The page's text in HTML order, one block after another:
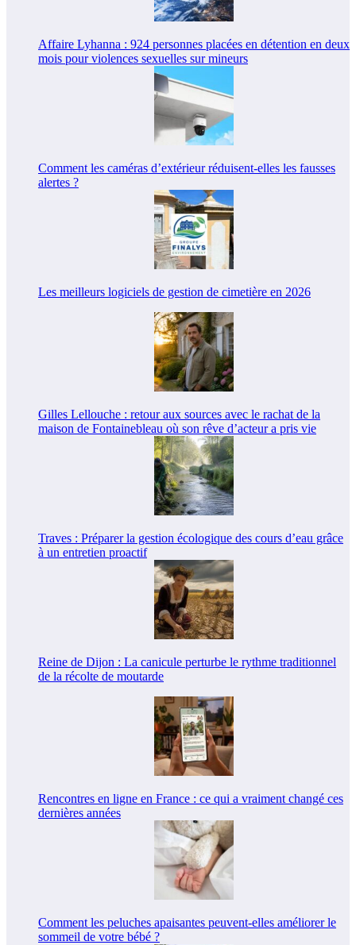
Affaire Lyhanna : 924 personnes placées en détention en deux
mois pour violences sexuelles sur mineurs
Comment les caméras d’extérieur réduisent-elles les fausses
alertes ?
Les meilleurs logiciels de gestion de cimetière en 2026
Gilles Lellouche : retour aux sources avec le rachat de la
maison de Fontainebleau où son rêve d’acteur a pris vie
Traves : Préparer la gestion écologique des cours d’eau grâce
à un entretien proactif
Reine de Dijon : La canicule perturbe le rythme traditionnel
de la récolte de moutarde
Rencontres en ligne en France : ce qui a vraiment changé ces
dernières années
Comment les peluches apaisantes peuvent-elles améliorer le
sommeil de votre bébé ?